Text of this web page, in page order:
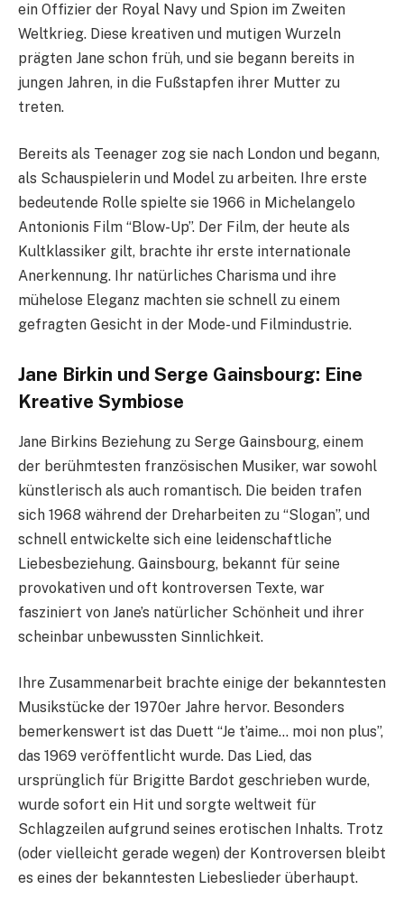
ein Offizier der Royal Navy und Spion im Zweiten
Weltkrieg. Diese kreativen und mutigen Wurzeln
prägten Jane schon früh, und sie begann bereits in
jungen Jahren, in die Fußstapfen ihrer Mutter zu
treten.
Bereits als Teenager zog sie nach London und begann,
als Schauspielerin und Model zu arbeiten. Ihre erste
bedeutende Rolle spielte sie 1966 in Michelangelo
Antonionis Film “Blow-Up”. Der Film, der heute als
Kultklassiker gilt, brachte ihr erste internationale
Anerkennung. Ihr natürliches Charisma und ihre
mühelose Eleganz machten sie schnell zu einem
gefragten Gesicht in der Mode- und Filmindustrie.
Jane Birkin und Serge Gainsbourg: Eine
Kreative Symbiose
Jane Birkins Beziehung zu Serge Gainsbourg, einem
der berühmtesten französischen Musiker, war sowohl
künstlerisch als auch romantisch. Die beiden trafen
sich 1968 während der Dreharbeiten zu “Slogan”, und
schnell entwickelte sich eine leidenschaftliche
Liebesbeziehung. Gainsbourg, bekannt für seine
provokativen und oft kontroversen Texte, war
fasziniert von Jane’s natürlicher Schönheit und ihrer
scheinbar unbewussten Sinnlichkeit.
Ihre Zusammenarbeit brachte einige der bekanntesten
Musikstücke der 1970er Jahre hervor. Besonders
bemerkenswert ist das Duett “Je t’aime… moi non plus”,
das 1969 veröffentlicht wurde. Das Lied, das
ursprünglich für Brigitte Bardot geschrieben wurde,
wurde sofort ein Hit und sorgte weltweit für
Schlagzeilen aufgrund seines erotischen Inhalts. Trotz
(oder vielleicht gerade wegen) der Kontroversen bleibt
es eines der bekanntesten Liebeslieder überhaupt.